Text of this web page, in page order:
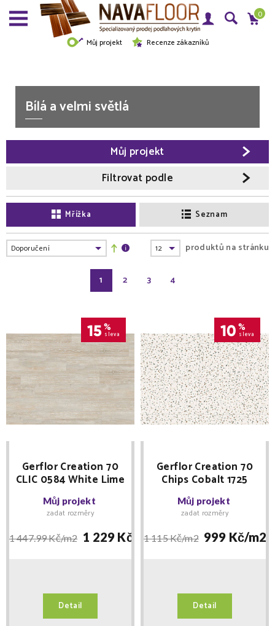
Můj projekt Recenze zákazníků
0
Bílá a velmi světlá
Filtrovat podle
Můj projekt
Mřížka Seznam
1 2 3 4
produktů na stránku
15 %
sleva
Gerflor Creation 70
CLIC 0584 White Lime
212 x 1239
MNOŽSTEVNÍ SLEVY
Můj projekt
zadat rozměry
1 447.99 Kč/m2 1 229 Kč/ m2
Detail
10 %
sleva
Gerflor Creation 70
Chips Cobalt 1725
lepená 610 x 610
Můj projekt
zadat rozměry
1 115 Kč/m2 999 Kč/m2
Detail